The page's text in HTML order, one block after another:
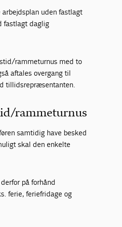
uden fastlagt
fastlagt daglig
rammeturnus med to
aftales overgang til
tillidsrepræsentanten.
rammeturnus
samtidig have besked
skal den enkelte
på forhånd
ferie, feriefridage og